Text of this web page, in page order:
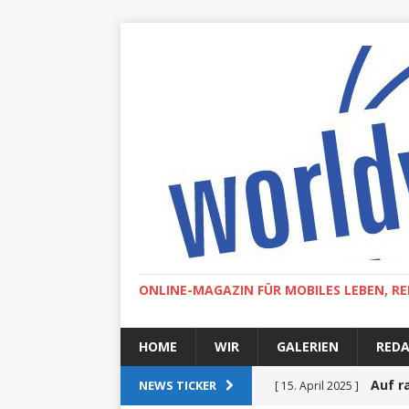
ONLINE-MAGAZIN FÜR MOBILES LEBEN,
HOME WIR GALERIEN
NEWS TICKER [ 15. April 2025 ] Auf